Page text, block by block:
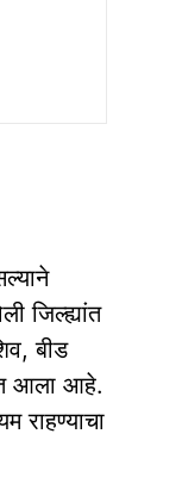
जिल्ह्यांत
बीड
आला आहे.
राहण्याचा